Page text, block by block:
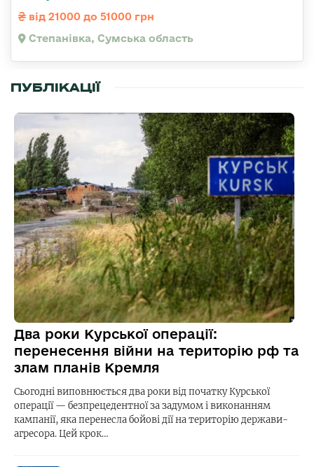
від 21000 до 51000 грн
Степанівка, Сумська область
ПУБЛІКАЦІЇ
Два роки Курської операції:
перенесення війни на територію рф та
злам планів Кремля
Сьогодні виповнюється два роки від початку Курської
операції — безпрецедентної за задумом і виконанням
кампанії, яка перенесла бойові дії на територію держави-
агресора. Цей крок…